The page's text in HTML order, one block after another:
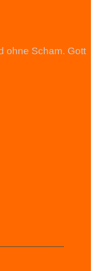
ohne Scham. Gott